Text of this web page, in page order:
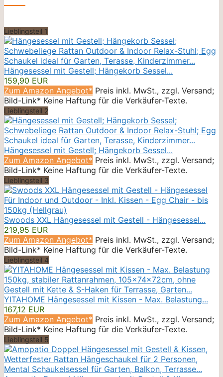
Lieblingsteil 1
Hängesessel mit Gestell; Hängekorb Sessel...
159,90 EUR
Zum Amazon Angebot* Preis inkl. MwSt., zzgl. Versand;
Bild-Link* Keine Haftung für die Verkäufer-Texte.
Lieblingsteil 2
Hängesessel mit Gestell; Hängekorb Sessel...
Zum Amazon Angebot* Preis inkl. MwSt., zzgl. Versand;
Bild-Link* Keine Haftung für die Verkäufer-Texte.
Lieblingsteil 3
Swoods XXL Hängesessel mit Gestell - Hängesessel...
219,95 EUR
Zum Amazon Angebot* Preis inkl. MwSt., zzgl. Versand;
Bild-Link* Keine Haftung für die Verkäufer-Texte.
Lieblingsteil 4
YITAHOME Hängesessel mit Kissen - Max. Belastung...
167,12 EUR
Zum Amazon Angebot* Preis inkl. MwSt., zzgl. Versand;
Bild-Link* Keine Haftung für die Verkäufer-Texte.
Lieblingsteil 5